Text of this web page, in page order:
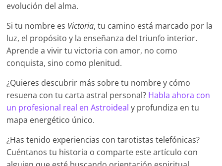
evolución del alma.
Si tu nombre es Victoria, tu camino está marcado por la
luz, el propósito y la enseñanza del triunfo interior.
Aprende a vivir tu victoria con amor, no como
conquista, sino como plenitud.
¿Quieres descubrir más sobre tu nombre y cómo
resuena con tu carta astral personal? Habla ahora con
un profesional real en Astroideal y profundiza en tu
mapa energético único.
¿Has tenido experiencias con tarotistas telefónicas?
Cuéntanos tu historia o comparte este artículo con